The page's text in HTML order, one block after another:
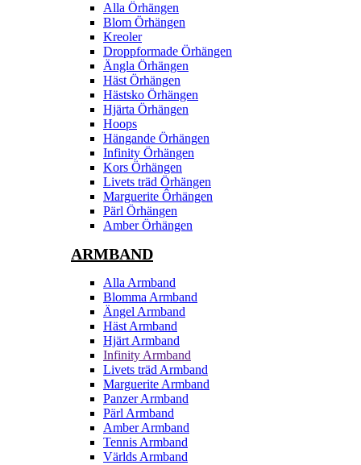
Alla Örhängen
Blom Örhängen
Kreoler
Droppformade Örhängen
Ängla Örhängen
Häst Örhängen
Hästsko Örhängen
Hjärta Örhängen
Hoops
Hängande Örhängen
Infinity Örhängen
Kors Örhängen
Livets träd Örhängen
Marguerite Ôrhängen
Pärl Örhängen
Amber Örhängen
ARMBAND
Alla Armband
Blomma Armband
Ängel Armband
Häst Armband
Hjärt Armband
Infinity Armband
Livets träd Armband
Marguerite Armband
Panzer Armband
Pärl Armband
Amber Armband
Tennis Armband
Världs Armband